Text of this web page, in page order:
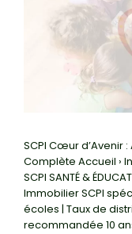
SCPI Cœur d’Avenir
Complète Accueil ›
SCPI SANTÉ &
Immobilier SCPI
écoles | Taux de
recommandée 10